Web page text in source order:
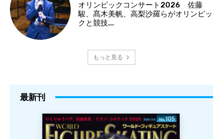
オリンピックコンサート2026 佐藤
駿、髙木美帆、高梨沙羅らがオリンピッ
クと競技...
もっと見る
最新刊